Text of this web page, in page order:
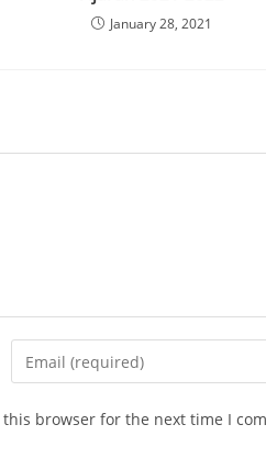
January 28, 2021
browser for the next time I